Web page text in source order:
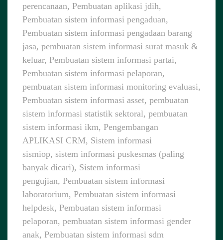
perencanaan, Pembuatan aplikasi jdih,
Pembuatan sistem informasi pengaduan,
Pembuatan sistem informasi pengadaan barang
jasa, pembuatan sistem informasi surat masuk &
keluar, Pembuatan sistem informasi partai,
Pembuatan sistem informasi pelaporan,
pembuatan sistem informasi monitoring evaluasi,
Pembuatan sistem informasi asset, pembuatan
sistem informasi statistik sektoral, pembuatan
sistem informasi ikm, Pengembangan
APLIKASI CRM, Sistem informasi
sismiop, sistem informasi puskesmas (paling
banyak dicari), Sistem informasi
pengujian, Pembuatan sistem informasi
laboratorium, Pembuatan sistem informasi
helpdesk, Pembuatan sistem informasi
pelaporan, pembuatan sistem informasi gender
anak, Pembuatan sistem informasi sdm